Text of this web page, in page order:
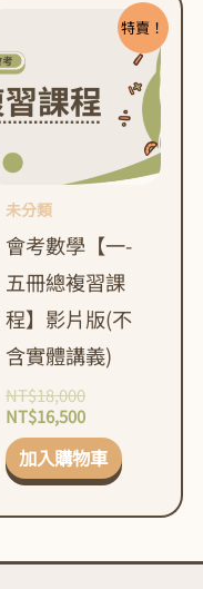
特賣！
未分類
會考數學【一-
五冊總複習課
程】影片版(不
含實體講義)
NT$18,000
NT$18,000。
NT$16,500
NT$16,500。
加入購物車